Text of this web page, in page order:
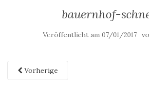
bauernhof-
Veröffentlicht am 07/01/2017
Vorherige